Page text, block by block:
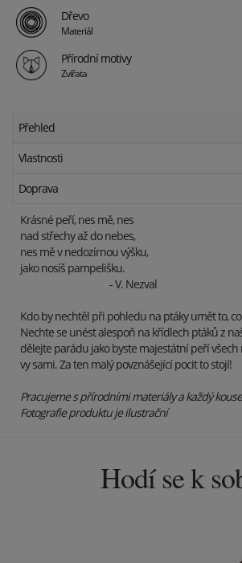
Dřevo
Materiál
Přírodní motivy
Zvířata
Přehled
Vlastnosti
Doprava
Krásné peří, nes mě, nes
nad střechy až do nebes,
nes mě v nedozírnou výšku,
jako nosíš pampelišku.
- V. Nezval
Kdo by nechtěl při pohledu na ptáky umět to,
Nechte se unést alespoň na křídlech ptáků z
dělejte parádu jako byste majestátní peří
vy sami. Za ten malý povznášející pocit to stojí!
Pracujeme s přírodními materiály a každý
Fotografie produktu je ilustrační
Hodí se k